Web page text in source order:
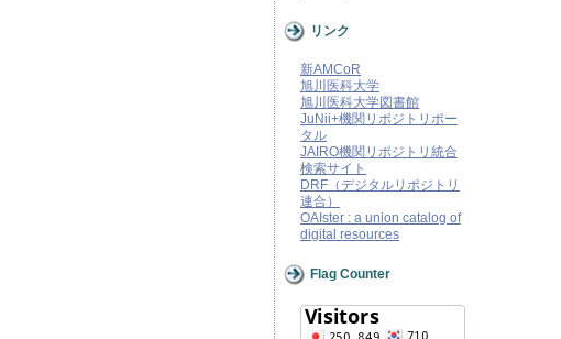
リンク
新AMCoR
旭川医科大学
旭川医科大学図書館
JuNii+機関リポジトリポー
タル
JAIRO機関リポジトリ統合
検索サイト
DRF（デジタルリポジトリ
連合）
OAIster : a union catalog of
digital resources
Flag Counter